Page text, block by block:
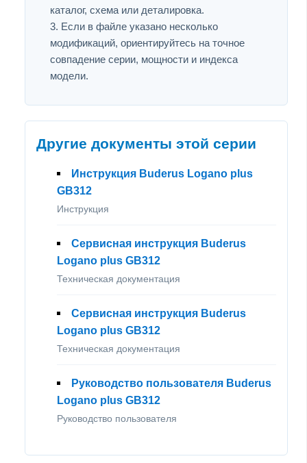
каталог, схема или деталировка.
Если в файле указано несколько
модификаций, ориентируйтесь на точное
совпадение серии, мощности и индекса
модели.
Другие документы этой серии
Инструкция Buderus Logano plus
GB312
Инструкция
Сервисная инструкция Buderus
Logano plus GB312
Техническая документация
Сервисная инструкция Buderus
Logano plus GB312
Техническая документация
Руководство пользователя Buderus
Logano plus GB312
Руководство пользователя